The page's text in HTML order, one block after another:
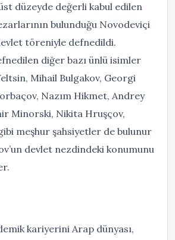
düzeyde değerli kabul edilen
bulunduğu Novodeviçi
töreniyle defnedildi.
diğer bazı ünlü isimler
Mihail Bulgakov, Georgi
Nazım Hikmet, Andrey
Minorski, Nikita Hruşçov,
meşhur şahsiyetler de bulunur
devlet nezdindeki konumunu
kariyerini Arap dünyası,